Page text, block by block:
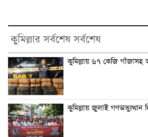
কুমিল্লার সর্বশেষ সর্বশেষ
কুমিল্লায় ৬৭ কেজি
কুমিল্লায় জুলাই গণঅভ্যুত্থান